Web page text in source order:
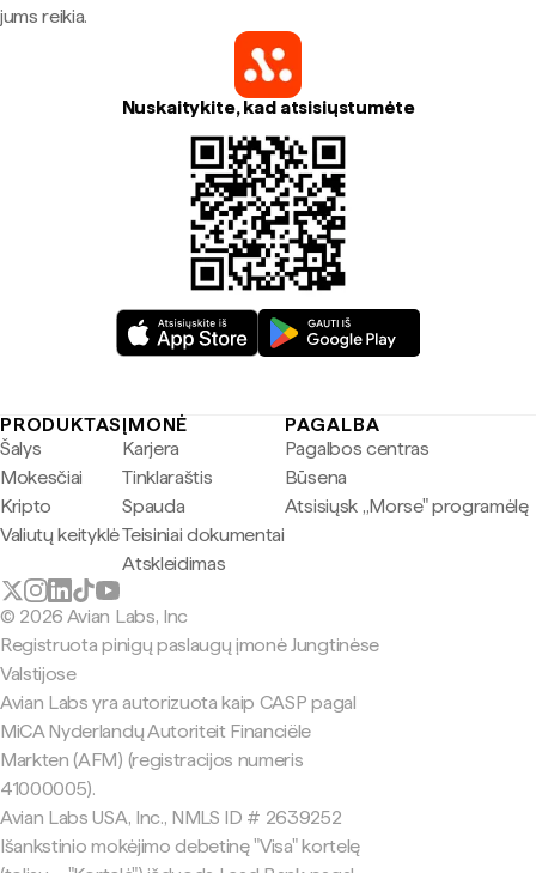
jums reikia.
Nuskaitykite, kad atsisiųstumėte
PRODUKTAS
Šalys
Mokesčiai
Kripto
Valiutų keityklė
ĮMONĖ
Karjera
Tinklaraštis
Spauda
Teisiniai dokumentai
Atskleidimas
PAGALBA
Pagalbos centras
Būsena
Atsisiųsk „Morse" programėlę
© 2026 Avian Labs, Inc
Registruota pinigų paslaugų įmonė Jungtinėse
Valstijose
Avian Labs yra autorizuota kaip CASP pagal
MiCA Nyderlandų Autoriteit Financiële
Markten (AFM) (registracijos numeris
41000005).
Avian Labs USA, Inc., NMLS ID # 2639252
Išankstinio mokėjimo debetinę "Visa" kortelę